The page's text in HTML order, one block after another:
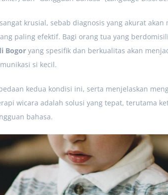
krusial, sebab diagnosis yang akurat akan
paling efektif. Bagi orang tua yang
Bogor yang spesifik dan berkualitas akan
si kecil.
kedua kondisi ini, serta menjelaskan
wicara adalah solusi yang tepat, terutama
bahasa.